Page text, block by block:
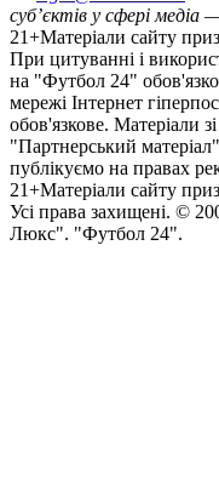
суб’єктів у сфері медіа
21+Матеріали сайту
При цитуванні і
на "Футбол 24"
мережі Інтернет
обов'язкове. Матеріали
"Партнерський
публікуємо на правах
21+Матеріали сайту
Усi права захищенi. ©
Люкс". "Футбол 24".